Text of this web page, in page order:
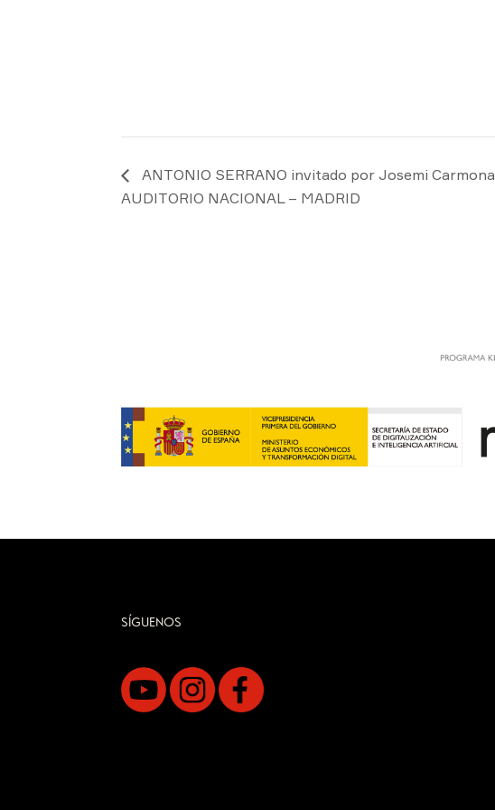
ANTONIO SERRANO invitado por Josemi
AUDITORIO NACIONAL – MADRID
SÍGUENOS